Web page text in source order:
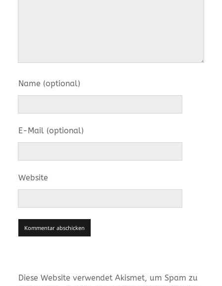
Name (optional)
E-Mail (optional)
Website
Diese Website verwendet Akismet, um Spam zu